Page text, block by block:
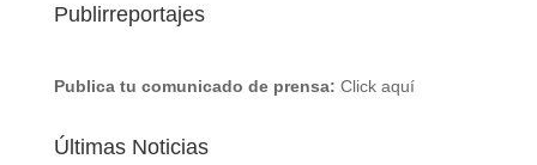
Publirreportajes
Publica tu comunicado de prensa: Click aquí
Últimas Noticias